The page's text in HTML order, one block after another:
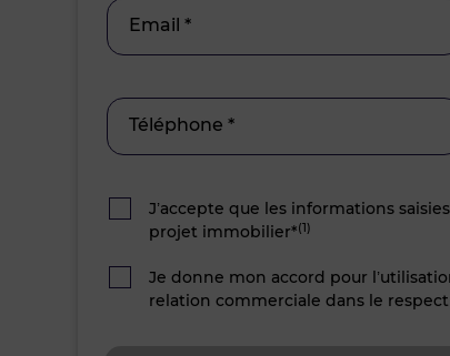
Email *
Téléphone *
J’accepte que les informations
projet immobilier*(1)
Je donne mon accord pour
relation commerciale dans le respect